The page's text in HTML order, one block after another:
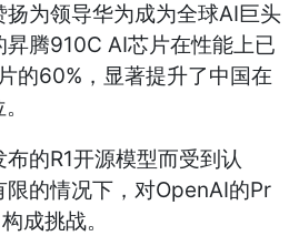
为领导华为成为全球AI巨头
昇腾910C AI芯片在性能上已
的60%，显著提升了中国在
的R1开源模型而受到认
的情况下，对OpenAI的Pr
成挑战。